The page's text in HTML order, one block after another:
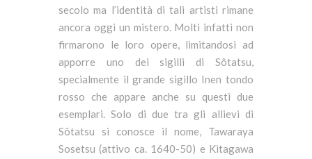
secolo ma l’identità di tali artisti rimane
ancora oggi un mistero. Molti infatti non
firmarono le loro opere, limitandosi ad
apporre uno dei sigilli di Sôtatsu,
specialmente il grande sigillo Inen tondo
rosso che appare anche su questi due
esemplari. Solo di due tra gli allievi di
Sôtatsu si conosce il nome, Tawaraya
Sosetsu (attivo ca. 1640-50) e Kitagawa